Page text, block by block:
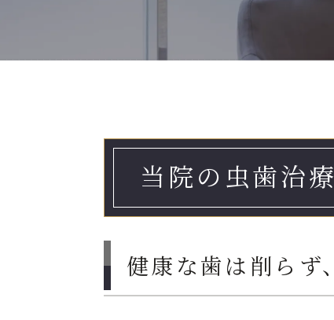
当院の虫歯治療
健康な歯は削らず